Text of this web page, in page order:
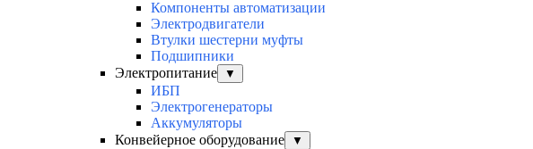
Компоненты автоматизации
Электродвигатели
Втулки шестерни муфты
Подшипники
Электропитание
▼
ИБП
Электрогенераторы
Аккумуляторы
Конвейерное оборудование
▼